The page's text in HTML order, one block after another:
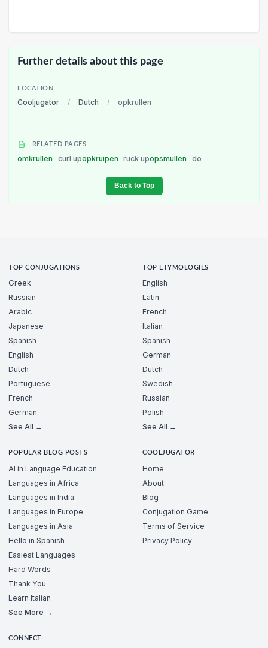
Further details about this page
LOCATION
Cooljugator / Dutch / opkrullen
RELATED PAGES
omkrullen curl upopkruipen ruck upopsmullen do
Back to Top
TOP CONJUGATIONS
Greek
Russian
Arabic
Japanese
Spanish
English
Dutch
Portuguese
French
German
See All →
TOP ETYMOLOGIES
English
Latin
French
Italian
Spanish
German
Dutch
Swedish
Russian
Polish
See All →
POPULAR BLOG POSTS
AI in Language Education
Languages in Africa
Languages in India
Languages in Europe
Languages in Asia
Hello in Spanish
Easiest Languages
Hard Words
Thank You
Learn Italian
See More →
COOLJUGATOR
Home
About
Blog
Conjugation Game
Terms of Service
Privacy Policy
CONNECT